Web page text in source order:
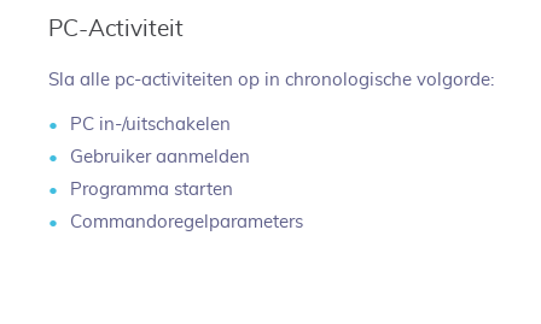
PC-Activiteit
Sla alle pc-activiteiten op in chronologische volgorde:
PC in-/uitschakelen
Gebruiker aanmelden
Programma starten
Commandoregelparameters